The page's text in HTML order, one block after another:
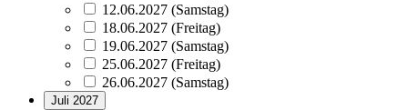
12.06.2027 (Samstag)
18.06.2027 (Freitag)
19.06.2027 (Samstag)
25.06.2027 (Freitag)
26.06.2027 (Samstag)
Juli 2027